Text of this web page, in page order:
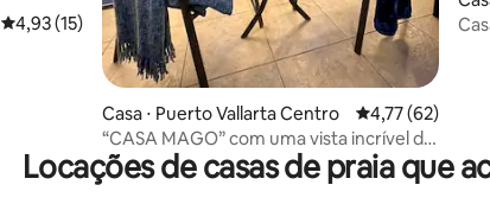
4,93 de uma avaliação média de 5, 15 avaliações
4,93 (15)
Casa ⋅ Puerto Vallarta Centro 4,77 de uma
4,77 (62)
“CASA MAGO” com uma vista incrível do
terraço
Locações de casas de praia que